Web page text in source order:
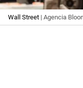
Wall Street | Agencia